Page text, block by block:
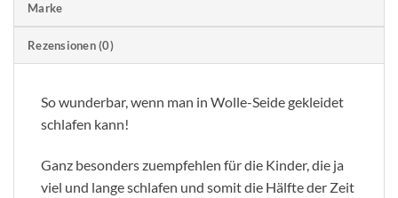
Marke
Rezensionen (0)
So wunderbar, wenn man in Wolle-Seide gekleidet
schlafen kann!
Ganz besonders zuempfehlen für die Kinder, die ja
viel und lange schlafen und somit die Hälfte der Zeit